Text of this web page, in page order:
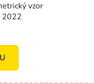
vzor
2022